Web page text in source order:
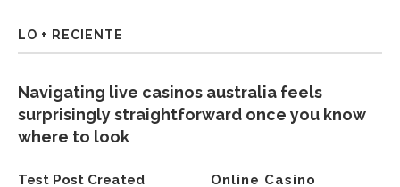
LO + RECIENTE
Navigating live casinos australia feels
surprisingly straightforward once you know
where to look
Test Post Created
Online Casino